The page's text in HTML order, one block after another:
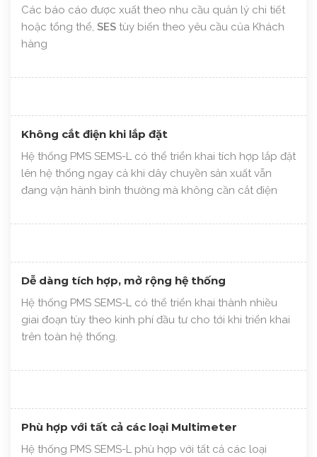
Các báo cáo được xuất theo nhu cầu quản lý chi tiết
hoặc tổng thể, SES tùy biến theo yêu cầu của Khách
hàng
Không cắt điện khi lắp đặt
Hệ thống PMS SEMS-L có thể triển khai tích hợp lắp đặt
lên hệ thống ngay cả khi dây chuyền sản xuất vẫn
đang vận hành bình thường mà không cần cắt điện
Dễ dàng tích hợp, mở rộng hệ thống
Hệ thống PMS SEMS-L có thể triển khai thành nhiều
giai đoạn tùy theo kinh phí đầu tư cho tới khi triển khai
trên toàn hệ thống.
Phù hợp với tất cả các loại Multimeter
Hệ thống PMS SEMS-L phù hợp với tất cả các loại